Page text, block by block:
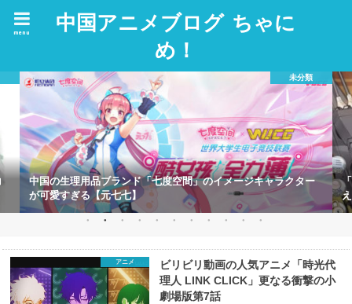
中国アニメブログ ちゃに
め！
menu
ンド「七度空間」のイメージキャラクター
七】
「アズールレーン（碧藍
えている中国的な理由
アニメ
ビリビリ動画の人気アニメ「時光代
理人 LINK CLICK」更なる衝撃の小
劇場版第7話